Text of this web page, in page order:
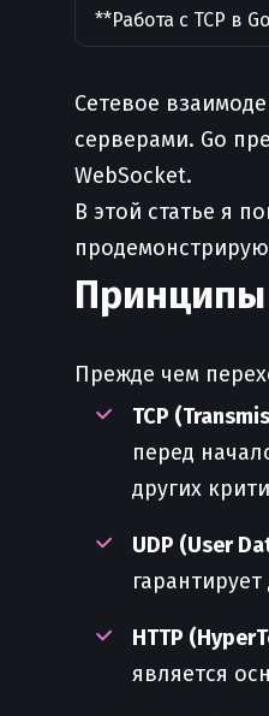
**Работа с TCP в
Сетевое
серверами. Go
WebSocket.
В этой статье я
Принципы
Прежде чем
TCP
перед
других
UDP (User
HTTP
является